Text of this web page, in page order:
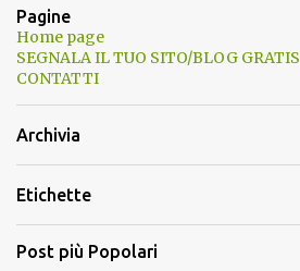
Pagine
Home page
SEGNALA IL TUO SITO/BLOG GRATIS
CONTATTI
Archivia
Etichette
Post più Popolari